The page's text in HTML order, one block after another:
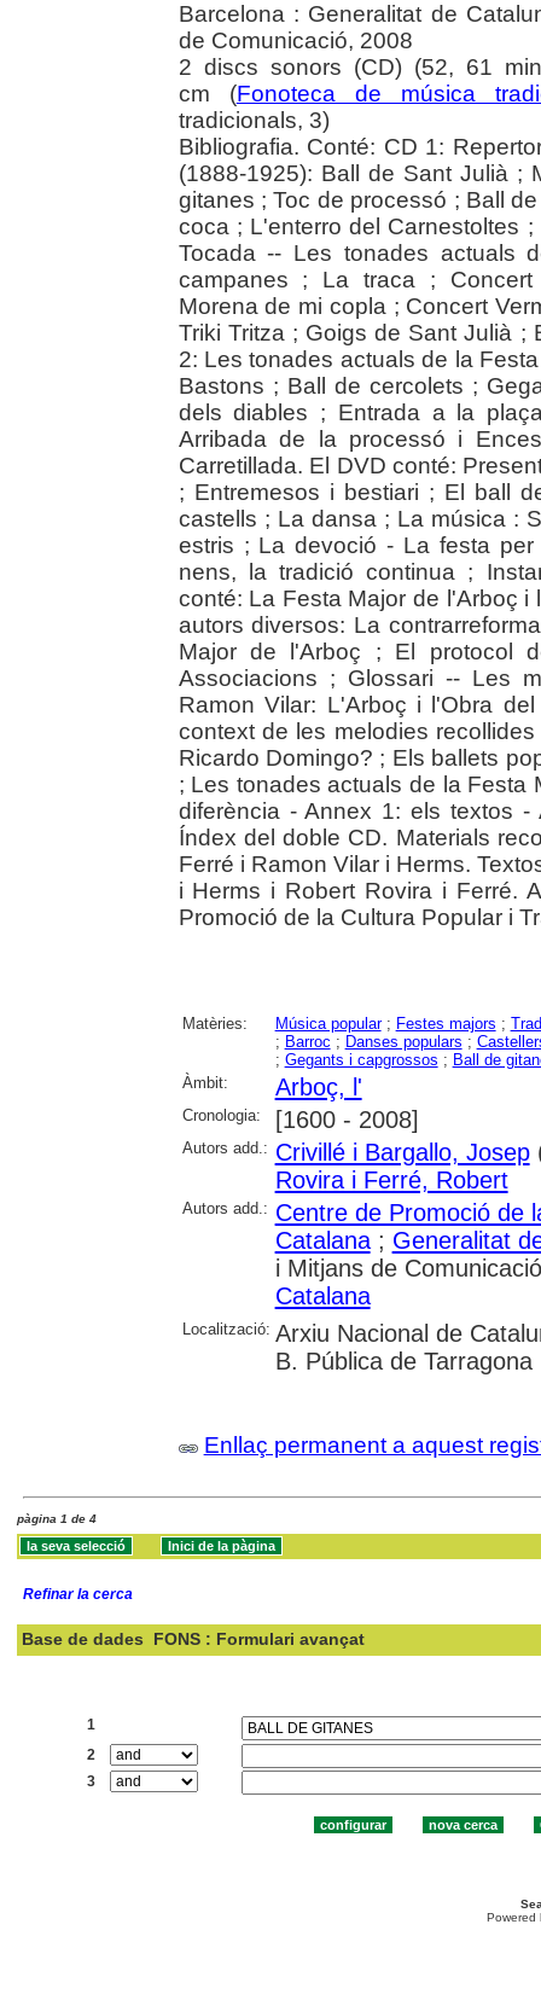
Barcelona : Generalitat de
de Comunicació, 2008
2 discs sonors (CD) (52, 61
cm (Fonoteca de música
tradicionals, 3)
Bibliografia. Conté: CD 1:
(1888-1925): Ball de Sant Julià ;
gitanes ; Toc de processó ; Ball
coca ; L'enterro del Carnestoltes
Tocada -- Les tonades actuals
campanes ; La traca ; Concert
Morena de mi copla ; Concert
Triki Tritza ; Goigs de Sant Julià ;
2: Les tonades actuals de la
Bastons ; Ball de cercolets ;
dels diables ; Entrada a la
Arribada de la processó i
Carretillada. El DVD conté:
; Entremesos i bestiari ; El ball
castells ; La dansa ; La música :
estris ; La devoció - La festa
nens, la tradició continua ;
conté: La Festa Major de l'Arboç
autors diversos: La
Major de l'Arboç ; El protocol
Associacions ; Glossari -- Les
Ramon Vilar: L'Arboç i l'Obra
context de les melodies
Ricardo Domingo? ; Els ballets
; Les tonades actuals de la Festa
diferència - Annex 1: els textos
Índex del doble CD. Materials
Ferré i Ramon Vilar i Herms.
i Herms i Robert Rovira i Ferré.
Promoció de la Cultura Popular i
Matèries: Música popular; Festes majors ;
; Barroc ; Danses populars ;
; Gegants i capgrossos ; Ball de
Àmbit:
Arboç, l'
Cronologia: [1600 - 2008]
Autors add.: Crivillé i Bargallo, Josep
Rovira i Ferré, Robert
Autors add.: Centre de Promoció de
Catalana; Generalitat
i Mitjans de
Catalana
Localització: Arxiu Nacional de
B. Pública de Tarragona
Enllaç permanent a aquest
pàgina 1 de 4
Refinar la cerca
Base de dades FONS : Formulari avançat
1
2
3